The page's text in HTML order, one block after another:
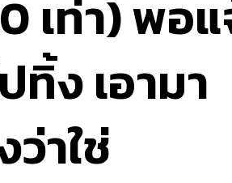
เท่า) พอ
ทิ้ง เอามา
าใช่